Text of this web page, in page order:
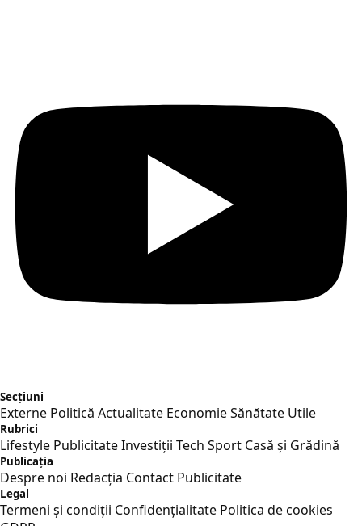
Secțiuni
Externe Politică Actualitate EconomieSănătate Utile
Rubrici
Lifestyle PublicitateInvestiții Tech Sport Casă și Grădină
Publicația
Despre noi Redacția Contact Publicitate
Legal
Termeni și condiții Confidențialitate Politica de cookies